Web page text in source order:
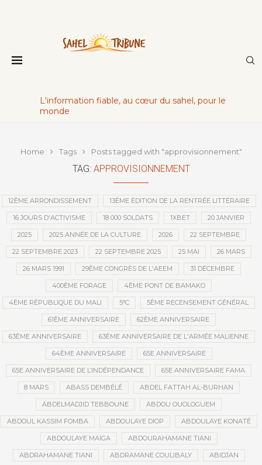
L'information fiable, au cœur du sahel, pour le
monde
Home Tags Posts tagged with "approvisionnement"
TAG: APPROVISIONNEMENT
12ÈME ARRONDISSEMENT 13ÈME ÉDITION DE LA RENTRÉE LITTÉRAIRE
16 JOURS D'ACTIVISME 18 000 SOLDATS 1XBET 20 JANVIER
2025 2025 ANNÉE DE LA CULTURE 2026 22 SEPTEMBRE
22 SEPTEMBRE 2023 22 SEPTEMBRE 2025 25 MAI 26 MARS
26 MARS 1991 29ÈME CONGRÈS DE L'AEEM 31 DÉCEMBRE
400ÈME FORAGE 4ÈME PONT DE BAMAKO
4ÈME RÉPUBLIQUE DU MALI 5°C 5ÈME RECENSEMENT GÉNÉRAL
61ÈME ANNIVERSAIRE 62ÈME ANNIVERSAIRE
63ÈME ANNIVERSAIRE 63ÈME ANNIVERSAIRE DE L'ARMÉE MALIENNE
64ÈME ANNIVERSAIRE 65E ANNIVERSAIRE
65E ANNIVERSAIRE DE L’INDÉPENDANCE 65E ANNIVERSAIRE FAMA
8 MARS ABASS DEMBÉLÉ ABDEL FATTAH AL-BURHAN
ABDELMADJID TEBBOUNE ABDOU OUOLOGUEM
ABDOUL KASSIM FOMBA ABDOULAYE DIOP ABDOULAYE KONATÉ
ABDOULAYE MAÏGA ABDOURAHAMANE TIANI
ABDRAHAMANE TIANI ABDRAMANE COULIBALY ABIDJAN